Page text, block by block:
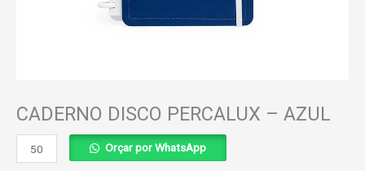
CADERNO DISCO PERCALUX – AZUL
CADERNO
DISCO
Orçar por WhatsApp